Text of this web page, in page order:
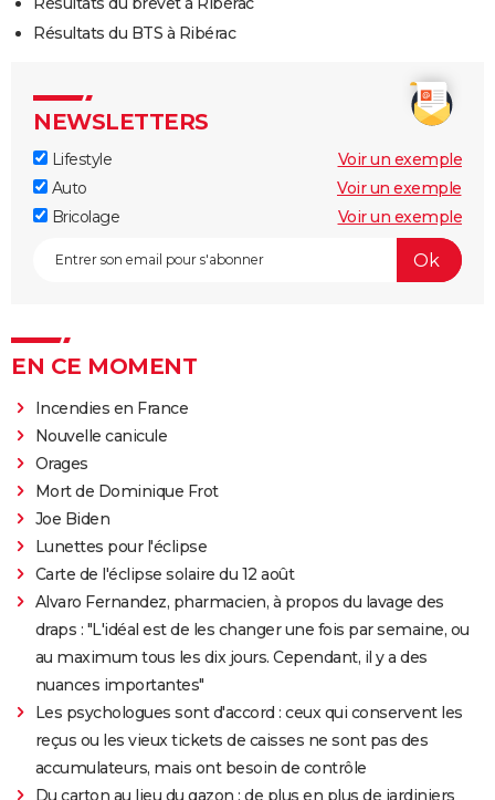
Résultats du BTS à Ribérac
NEWSLETTERS
Lifestyle
Voir un exemple
Auto
Voir un exemple
Bricolage
Voir un exemple
EN CE MOMENT
Incendies en France
Nouvelle canicule
Orages
Mort de Dominique Frot
Joe Biden
Lunettes pour l'éclipse
Carte de l'éclipse solaire du 12 août
Alvaro Fernandez, pharmacien, à propos du lavage des
draps : "L'idéal est de les changer une fois par semaine, ou
au maximum tous les dix jours. Cependant, il y a des
nuances importantes"
Les psychologues sont d'accord : ceux qui conservent les
reçus ou les vieux tickets de caisses ne sont pas des
accumulateurs, mais ont besoin de contrôle